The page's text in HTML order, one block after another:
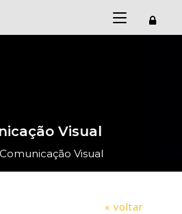
Visual
Comunicação Visual
« voltar